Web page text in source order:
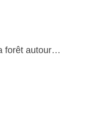
forêt autour…